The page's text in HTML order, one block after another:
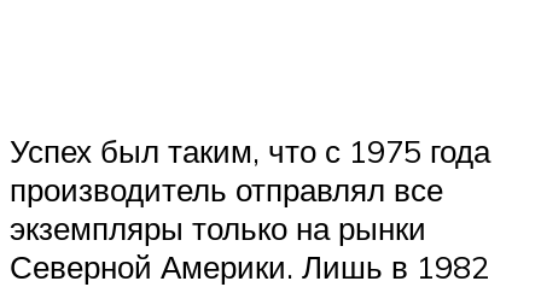
Успех был таким, что с 1975 года
производитель отправлял все
экземпляры только на рынки
Северной Америки. Лишь в 1982